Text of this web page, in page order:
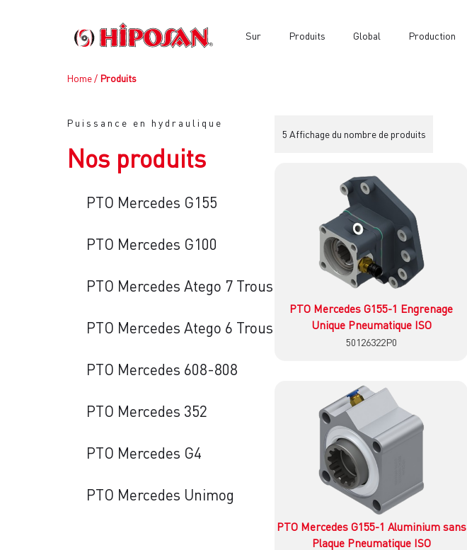
Sur Produits Global Production
Home/ Produits
Puissance en hydraulique
Nos produits
PTO Mercedes G155
PTO Mercedes G100
PTO Mercedes Atego 7 Trous
PTO Mercedes Atego 6 Trous
PTO Mercedes 608-808
PTO Mercedes 352
PTO Mercedes G4
PTO Mercedes Unimog
5 Affichage du nombre de produits
PTO Mercedes G155-1 Engrenage
Unique Pneumatique ISO
50126322P0
PTO Mercedes G155-1 Aluminium sans
Plaque Pneumatique ISO